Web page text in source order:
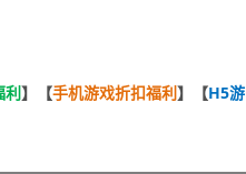
利】 【手机游戏折扣福利】 【H5游